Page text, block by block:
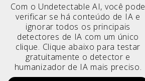
Com o Undetectable AI, você pode
verificar se há conteúdo de IA e
ignorar todos os principais
detectores de IA com um único
clique. Clique abaixo para testar
gratuitamente o detector e
humanizador de IA mais preciso.